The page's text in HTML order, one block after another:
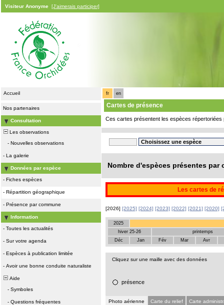
Visiteur Anonyme [J'aimerais participer]
Accueil
Nos partenaires
Consultation
Les observations
- Nouvelles observations
- La galerie
Données par espèce
- Fiches espèces
- Répartition géographique
- Présence par commune
Information
- Toutes les actualités
- Sur votre agenda
- Espèces à publication limitée
- Avoir une bonne conduite naturaliste
Aide
- Symboles
- Questions fréquentes
fr en
Cartes de présence
Ces cartes présentent les espèces répertoriées
Nombre d'espèces présentes par
Les cartes de
[2026] [2025] [2024] [2023] [2022] [2021] [2020]
2025
hiver 25-26
printemps
Déc
Jan Fév Mar Avr
Cliquez sur une maille avec des données
présence
Photo aérienne Carte du relief Carte